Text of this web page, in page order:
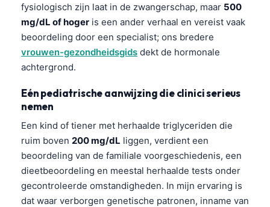
fysiologisch zijn laat in de zwangerschap, maar 500
mg/dL of hoger is een ander verhaal en vereist vaak
beoordeling door een specialist; ons bredere
vrouwen-gezondheidsgids dekt de hormonale
achtergrond.
Eén pediatrische aanwijzing die clinici serieus
nemen
Een kind of tiener met herhaalde triglyceriden die
ruim boven 200 mg/dL liggen, verdient een
beoordeling van de familiale voorgeschiedenis, een
dieetbeoordeling en meestal herhaalde tests onder
gecontroleerde omstandigheden. In mijn ervaring is
dat waar verborgen genetische patronen, inname van